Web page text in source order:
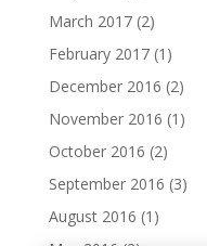
March 2017(2)
February 2017(1)
December 2016 (2)
November 2016 (1)
October 2016 (2)
September 2016 (3)
August 2016 (1)